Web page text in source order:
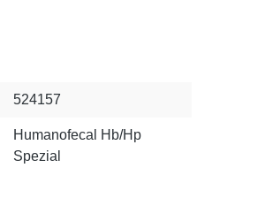
524157
Humanofecal Hb/Hp
Spezial